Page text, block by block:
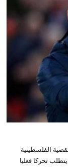
الفلسطينية
تحركا فعليا